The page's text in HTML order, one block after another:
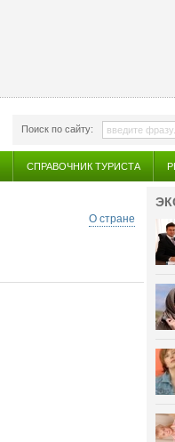
Поиск по сайту:
СПРАВОЧНИК ТУРИСТА
О стране